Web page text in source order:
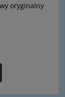
oryginalny